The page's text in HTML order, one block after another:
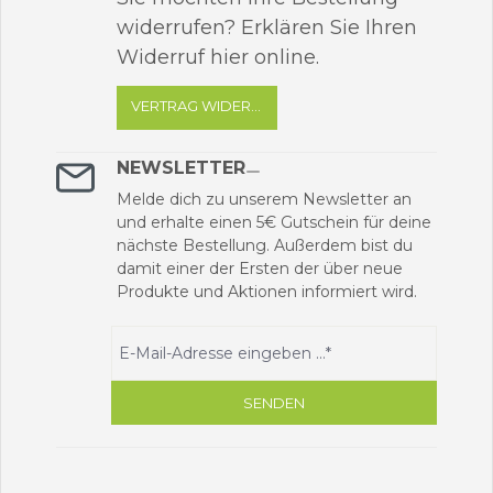
widerrufen? Erklären Sie Ihren
Widerruf hier online.
VERTRAG WIDERRUFEN
NEWSLETTER
Melde dich zu unserem Newsletter an
und erhalte einen 5€ Gutschein für deine
nächste Bestellung. Außerdem bist du
damit einer der Ersten der über neue
Produkte und Aktionen informiert wird.
SENDEN